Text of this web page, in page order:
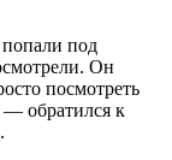
под
Он
посмотреть
— обратился к